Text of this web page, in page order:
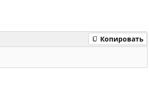
Копировать